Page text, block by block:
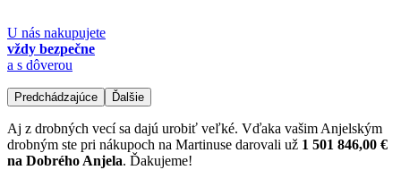
U nás nakupujete
vždy bezpečne
a s dôverou
Predchádzajúce Ďalšie
Aj z drobných vecí sa dajú urobiť veľké. Vďaka vašim Anjelským
drobným ste pri nákupoch na Martinuse darovali už 1 501 846,00 €
na Dobrého Anjela. Ďakujeme!